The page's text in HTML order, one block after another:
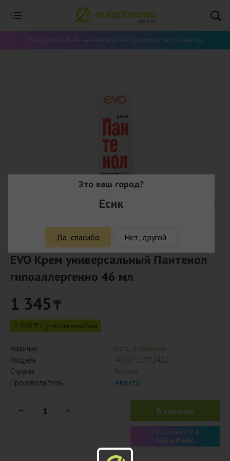
Рассрочка 0-0-4 - на 4 месяца без предоплат и процентов
EVO Крем универсальный Пантенол
гипоаллергенно 46 мл
1 345 ₸
1 305 ₸ с учётом кешбэка
Наличие
Есть в наличии
Модель
Страна
Производитель
Аванта
В корзину
Рассрочка 0-0-4
336 x 4 мес.
Это ваш город?
Есик
Да, спасибо Нет, другой